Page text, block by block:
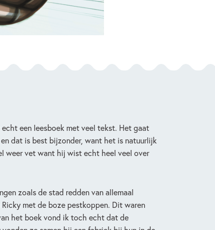
een leesboek met veel tekst. Het gaat
dat is best bijzonder, want het is natuurlijk
weer vet want hij wist echt heel veel over
zoals de stad redden van allemaal
met de boze pestkoppen. Dit waren
het boek vond ik toch echt dat de